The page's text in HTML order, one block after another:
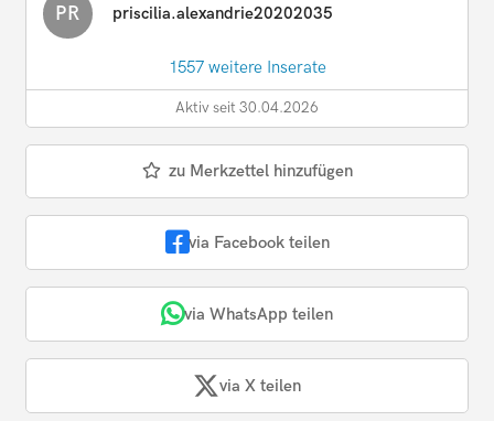
PR priscilia.alexandrie20202035
1557 weitere Inserate
Aktiv seit 30.04.2026
zu Merkzettel hinzufügen
via Facebook teilen
via WhatsApp teilen
via X teilen